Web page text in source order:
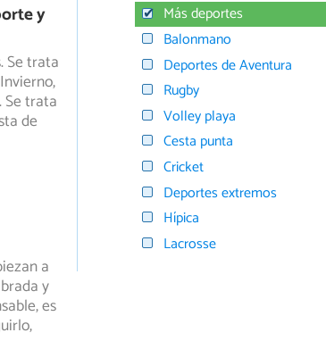
y
Se trata
Se trata
de
a
y
es
Más deportes
Balonmano
Deportes de Aventura
Rugby
Volley playa
Cesta punta
Cricket
Deportes extremos
Hípica
Lacrosse